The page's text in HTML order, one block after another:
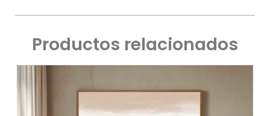
Productos relacionados